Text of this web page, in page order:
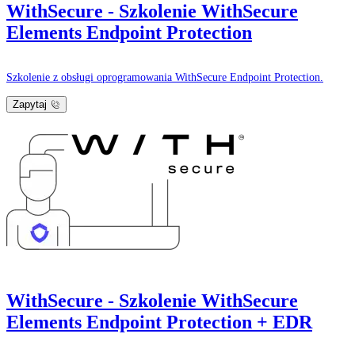
WithSecure - Szkolenie WithSecure
Elements Endpoint Protection
Szkolenie z obsługi oprogramowania WithSecure Endpoint Protection.
Zapytaj
WithSecure - Szkolenie WithSecure
Elements Endpoint Protection + EDR